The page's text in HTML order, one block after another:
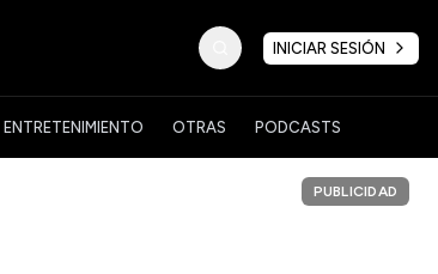
INICIAR SESIÓN
ENTRETENIMIENTO OTRAS PODCASTS
PUBLICIDAD